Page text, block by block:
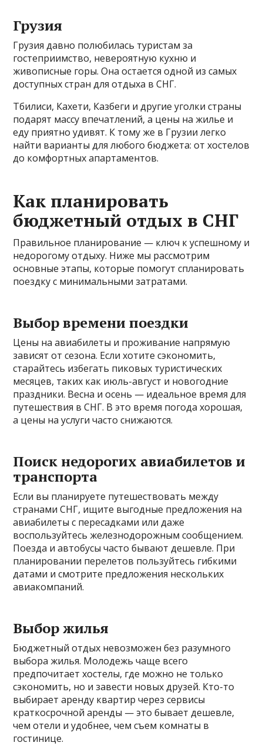
Грузия
Грузия давно полюбилась туристам за
гостеприимство, невероятную кухню и
живописные горы. Она остается одной из самых
доступных стран для отдыха в СНГ.
Тбилиси, Кахети, Казбеги и другие уголки страны
подарят массу впечатлений, а цены на жилье и
еду приятно удивят. К тому же в Грузии легко
найти варианты для любого бюджета: от хостелов
до комфортных апартаментов.
Как планировать
бюджетный отдых в СНГ
Правильное планирование — ключ к успешному и
недорогому отдыху. Ниже мы рассмотрим
основные этапы, которые помогут спланировать
поездку с минимальными затратами.
Выбор времени поездки
Цены на авиабилеты и проживание напрямую
зависят от сезона. Если хотите сэкономить,
старайтесь избегать пиковых туристических
месяцев, таких как июль-август и новогодние
праздники. Весна и осень — идеальное время для
путешествия в СНГ. В это время погода хорошая,
а цены на услуги часто снижаются.
Поиск недорогих авиабилетов и
транспорта
Если вы планируете путешествовать между
странами СНГ, ищите выгодные предложения на
авиабилеты с пересадками или даже
воспользуйтесь железнодорожным сообщением.
Поезда и автобусы часто бывают дешевле. При
планировании перелетов пользуйтесь гибкими
датами и смотрите предложения нескольких
авиакомпаний.
Выбор жилья
Бюджетный отдых невозможен без разумного
выбора жилья. Молодежь чаще всего
предпочитает хостелы, где можно не только
сэкономить, но и завести новых друзей. Кто-то
выбирает аренду квартир через сервисы
краткосрочной аренды — это бывает дешевле,
чем отели и удобнее, чем съем комнаты в
гостинице.